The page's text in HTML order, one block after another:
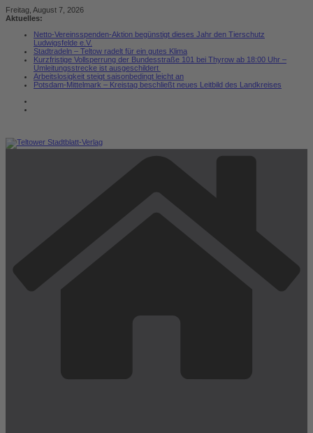
Zum
Inhalt
Freitag, August 7, 2026
Aktuelles:
Netto-Vereinsspenden-Aktion begünstigt dieses Jahr den Tierschutz
Ludwigsfelde e.V.
Stadtradeln – Teltow radelt für ein gutes Klima
Kurzfristige Vollsperrung der Bundesstraße 101 bei Thyrow ab 18:00 Uhr –
Umleitungsstrecke ist ausgeschildert
Arbeitslosigkeit steigt saisonbedingt leicht an
Potsdam-Mittelmark – Kreistag beschließt neues Leitbild des Landkreises